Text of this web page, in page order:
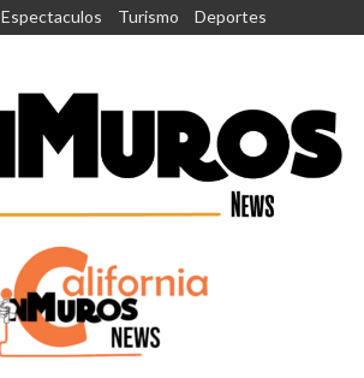
Espectaculos Turismo Deportes